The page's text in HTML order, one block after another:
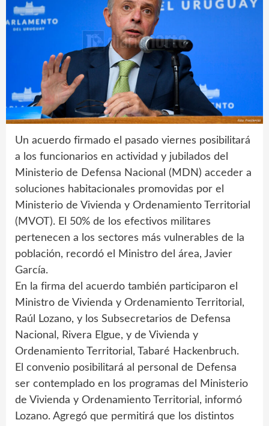
Un acuerdo firmado el pasado viernes posibilitará
a los funcionarios en actividad y jubilados del
Ministerio de Defensa Nacional (MDN) acceder a
soluciones habitacionales promovidas por el
Ministerio de Vivienda y Ordenamiento Territorial
(MVOT). El 50% de los efectivos militares
pertenecen a los sectores más vulnerables de la
población, recordó el Ministro del área, Javier
García.
En la firma del acuerdo también participaron el
Ministro de Vivienda y Ordenamiento Territorial,
Raúl Lozano, y los Subsecretarios de Defensa
Nacional, Rivera Elgue, y de Vivienda y
Ordenamiento Territorial, Tabaré Hackenbruch.
El convenio posibilitará al personal de Defensa
ser contemplado en los programas del Ministerio
de Vivienda y Ordenamiento Territorial, informó
Lozano. Agregó que permitirá que los distintos